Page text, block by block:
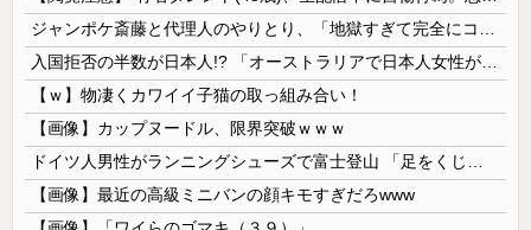
【ｗ】物凄くカワイイ子猫の取っ組み合い！
【画像】カップヌードル、限界突破ｗｗｗ
【画像】最近の高級ミニバンの顔キモすぎだろwww